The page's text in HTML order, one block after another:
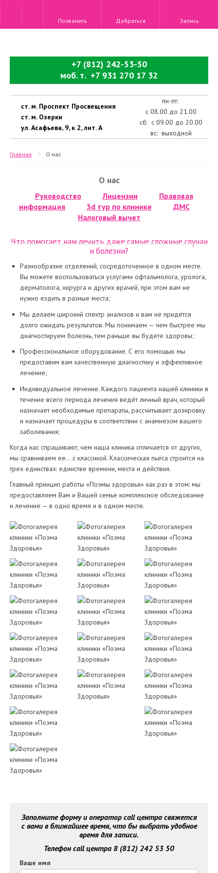
Позвонить Добраться Запись
+7 (812) 242-53-50
моб. т. +7 931 270 17 32
ст. м. Проспект Просвещения
ст. м. Озерки
ул. Асафьева, 9, к 2, лит. А
пн-пт:
с 08.00 до 21.00
сб: с 09.00 до 20.00
вс: выходной
Главная О нас
О нас
Руководство Лицензии
Правовая
информация
3d тур по клинике
ДМС
Налоговый вычет
Что помогает нам лечить даже самые сложные случаи
и болезни?
Разнообразие отделений, сосредоточенное в одном месте.
Вы можете воспользоваться услугами офтальмолога, уролога,
дерматолога, хирурга и других врачей, при этом вам не
нужно ездить в разные места;
Мы делаем широкий спектр анализов и вам не придётся
долго ожидать результатов. Мы понимаем — чем быстрее мы
диагностируем болезнь, тем раньше вы будете здоровы;
Профессиональное оборудование. С его помощью мы
предоставим вам качественную диагностику и эффективное
лечение;
Индивидуальное лечение. Каждого пациента нашей клиники в
течение всего периода лечения ведёт личный врач, который
назначает необходимые препараты, рассчитывает дозировку
и назначает процедуры в соответствии с анамнезом вашего
заболевания;
Когда нас спрашивают, чем наша клиника отличается от других,
мы сравниваем ее… с классикой. Классическая пьеса строится на
трех единствах: единстве времени, места и действия.
Главный принцип работы «Поэмы здоровья» как раз в этом: мы
предоставляем Вам и Вашей семье комплексное обследование
и лечение — в одно время и в одном месте.
Заполните форму и оператор call центра свяжется
с вами в ближайшее время, что бы выбрать удобное
время для записи.
Телефон call центра 8 (812) 242 53 50
Ваше имя